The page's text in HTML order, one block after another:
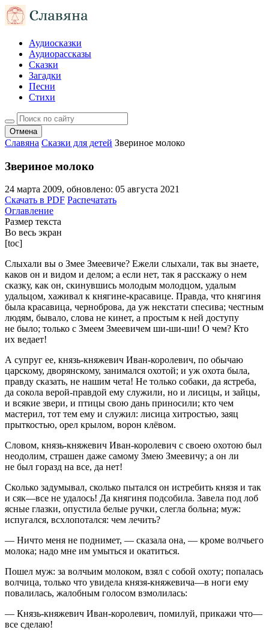
Аудиосказки
Аудиорассказы
Сказки
Загадки
Песни
Стихи
Отмена
Славяна Сказки для детей Звериное молоко
Звериное молоко
24 марта 2009, обновлено: 05 августа 2021
Скачать в PDF Распечатать
Оглавление
Размер текста
Во весь экран
[toc]
Слыхали вы о Змее Змеевиче? Ежели слыхали, так вы знаете,
каков он и видом и делом; а если нет, так я расскажу о нем
сказку, как он, скинувшись молодым молодцом, удалым
удальцом, хаживал к княгине-красавице. Правда, что княгиня
была красавица, черноброва, да уж некстати спесива; честным
людям, бывало, слова не кинет, а простым к ней доступу
не было; только с Змеем Змеевичем ши-ши-ши! О чем? Кто
их ведает!
А супруг ее, князь-княжевич Иван-королевич, по обычаю
царскому, дворянскому, занимался охотой; и уж охота была,
правду сказать, не нашим чета! Не только собаки, да ястреба,
да сокола верой-правдой ему служили, но и лисицы, и зайцы,
и всякие звери, и птицы свою дань приносили; кто чем
мастерил, тот тем ему и служил: лисица хитростью, заяц
прыткостью, орел крылом, ворон клёвом.
Словом, князь-княжевич Иван-королевич с сво­ею охотою был
неодолим, страшен даже самому Змею Змеевичу; а он ли
не был горазд на все, да нет!
Сколько задумывал, сколько пытался он истребить князя и так
и сяк—все не удалось! Да княгиня подсобила. Завела под лоб
ясные глазки, опустила белые ручки, слегла больна; муж:
испугался, всхлопотался: чем лечить?
— Ничто меня не поднимет, — сказала она, — кроме волчьего
молока; надо мне им умыться и окатиться.
Пошел муж: за волчьим молоком, взял с собой охоту; попалась
волчица, только что увидела князя-княжевича—в ноги ему
повалилась, жалобным голосом взмолилась:
— Князь-княжевич Иван-королевич, помилуй, прикажи что—
все сделаю!